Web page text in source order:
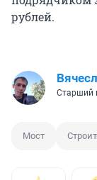
рублей.
Старший
Мост